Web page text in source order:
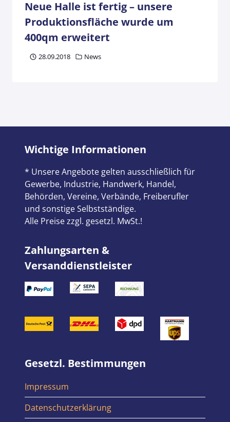
Neue Halle ist fertig – unsere
Produktionsfläche wurde um
400qm erweitert
28.09.2018 News
Wichtige Informationen
* Unsere Angebote gelten ausschließlich für
Gewerbe, Industrie, Handwerk, Handel,
Behörden, Vereine, Verbände, Freiberufler
und sonstige Selbstständige.
Alle Preise zzgl. gesetzl. MwSt.!
Zahlungsarten &
Versanddienstleister
Gesetzl. Bestimmungen
Impressum
Datenschutzerklärung